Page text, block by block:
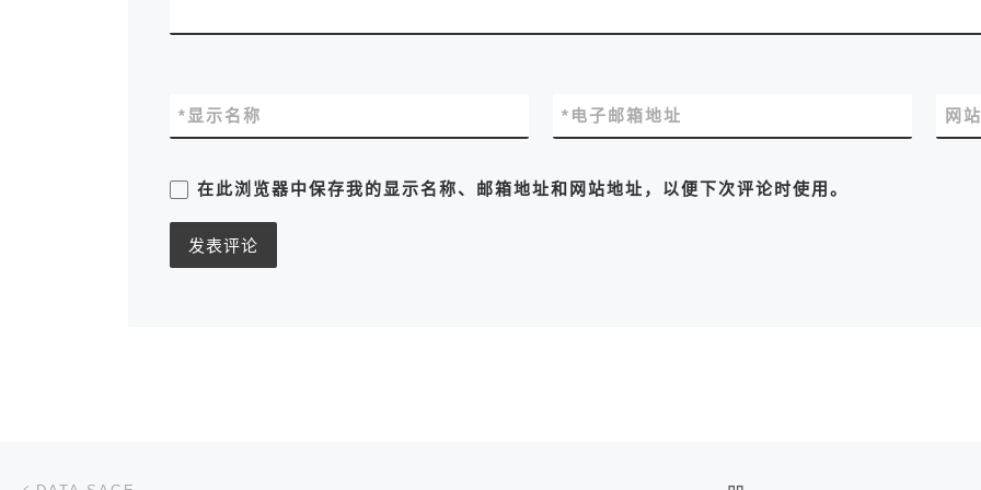
显示名称
* 电子邮箱地址
* 网
在此浏览器中保存我的显示名称、邮箱地址和网站地址，以便下次评论时使用。
文章导航